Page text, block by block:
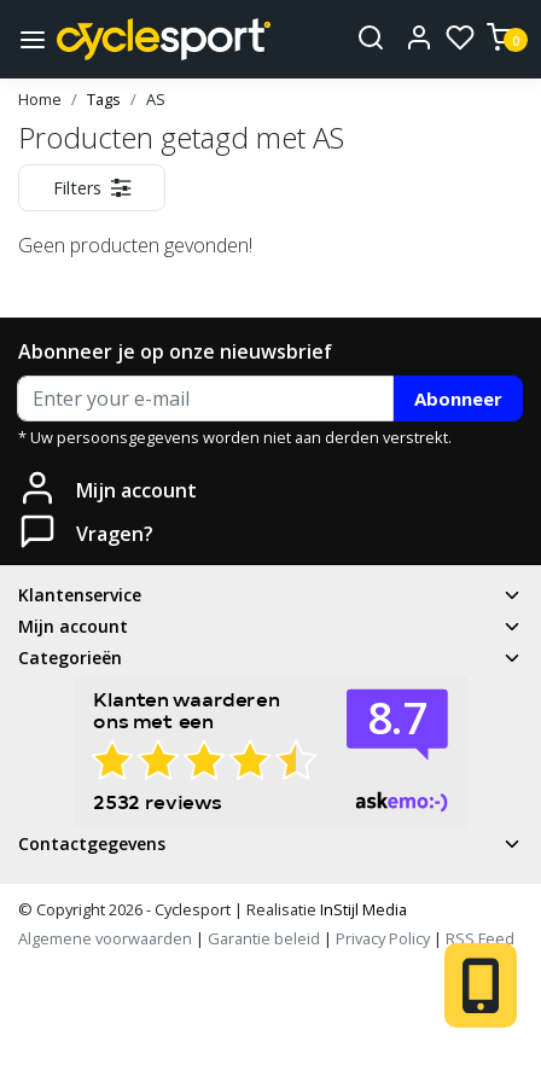
0
Home Tags AS
Producten getagd met AS
Filters
Geen producten gevonden!
Abonneer je op onze nieuwsbrief
Abonneer
* Uw persoonsgegevens worden niet aan derden verstrekt.
Mijn account
Vragen?
Klantenservice
Mijn account
Categorieën
Contactgegevens
© Copyright 2026 - Cyclesport | Realisatie InStijl Media
Algemene voorwaarden | Garantie beleid | Privacy Policy| RSS Feed